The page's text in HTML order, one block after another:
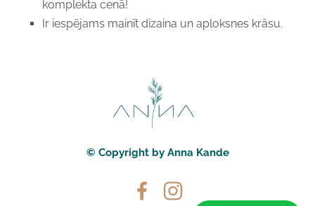
komplekta cenā!
Ir iespējams mainīt dizaina un aploksnes krāsu.
© Copyright by Anna Kande